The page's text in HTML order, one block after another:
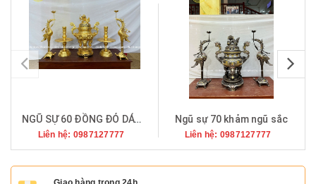
NGŨ SỰ 60 ĐỒNG ĐỎ DÁT VÀNG 9999
Liên hệ: 0987127777
Ngũ sự 70 khảm ngũ sắc
Liên hệ: 0987127777